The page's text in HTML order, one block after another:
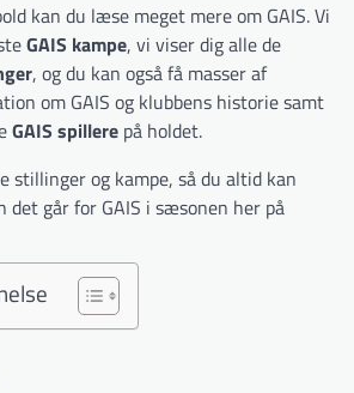
kan du læse meget mere om GAIS. Vi
GAIS kampe, vi viser dig alle de
, og du kan også få masser af
om GAIS og klubbens historie samt
GAIS spillere på holdet.
stillinger og kampe, så du altid kan
det går for GAIS i sæsonen her på